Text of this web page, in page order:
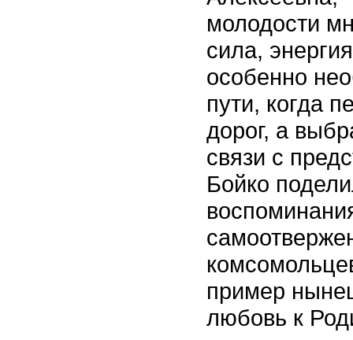
молодости
сила,
особенно
пути, когда
дорог, а
связи с
Бойко
пример
любовь к